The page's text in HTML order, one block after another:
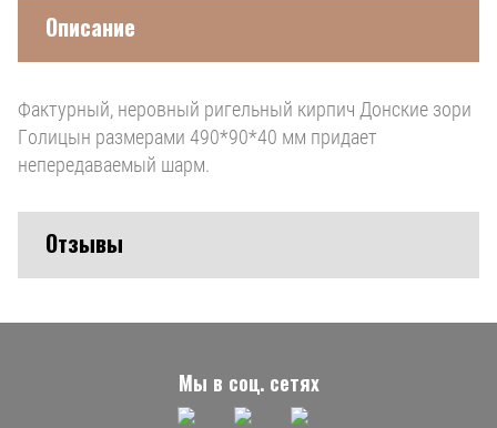
Описание
Фактурный, неровный ригельный кирпич Донские зори
Голицын размерами 490*90*40 мм придает
непередаваемый шарм.
Отзывы
Мы в соц. сетях